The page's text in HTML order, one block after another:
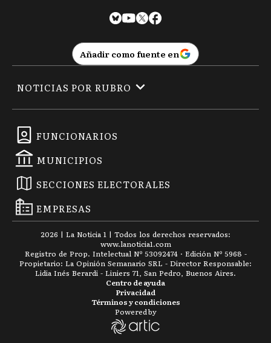
Añadir como fuente en
FUNCIONARIOS
MUNICIPIOS
SECCIONES ELECTORALES
EMPRESAS
NOTICIAS POR RUBRO
2026 | La Noticia 1 | Todos los derechos reservados:
www.lanoticia1.com
Registro de Prop. Intelectual Nº 53092474 · Edición Nº 5968 -
Propietario: La Opinión Semanario SRL - Director Responsable:
Lidia Inés Berardi - Liniers 71, San Pedro, Buenos Aires.
Términos y condiciones
Privacidad
Centro de ayuda
Powered by